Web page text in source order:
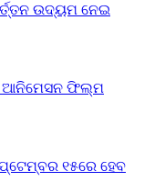
ଉଦ୍ୟମ ନେଇ
ଆନିମେସନ ଫିଲ୍ମ
୧୫ରେ ହେବ